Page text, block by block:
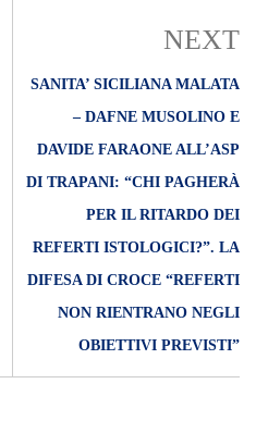
NEXT
SANITA’ SICILIANA MALATA
– DAFNE MUSOLINO E
DAVIDE FARAONE ALL’ASP
DI TRAPANI: “CHI PAGHERÀ
PER IL RITARDO DEI
REFERTI ISTOLOGICI?”. LA
DIFESA DI CROCE “REFERTI
NON RIENTRANO NEGLI
OBIETTIVI PREVISTI”